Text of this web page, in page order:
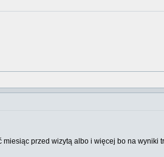
przed wizytą albo i więcej bo na wyniki